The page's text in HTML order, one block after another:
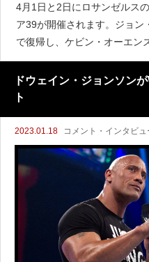
4月1日と2日にロサンゼルス
ア39が開催されます。ジョ
で復帰し、ケビン・オーエン
インズ&サミ・ゼインと対戦
かにされていないものの、レ
ドウェイン・ジョンソン
ト
2023.01.18 コメント・インタビュ